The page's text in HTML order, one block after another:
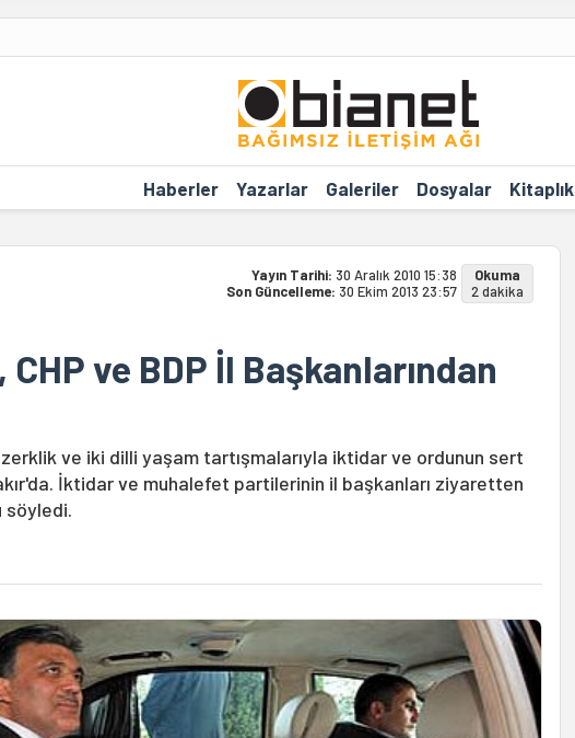
Haberler Yazarlar Galeriler Dosyalar Kitaplık
Yayın Tarihi: 30 Aralık 2010 15:38
Son Güncelleme: 30 Ekim 2013 23:57
Okuma
2 dakika
CHP ve BDP İl Başkanlarından
ve iki dilli yaşam tartışmalarıyla iktidar ve ordunun sert
İktidar ve muhalefet partilerinin il başkanları ziyaretten
söyledi.